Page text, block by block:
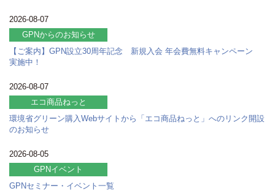
2026-08-07
GPNからのお知らせ
【ご案内】GPN設立30周年記念 新規入会 年会費無料キャンペーン
実施中！
2026-08-07
エコ商品ねっと
環境省グリーン購入Webサイトから「エコ商品ねっと」へのリンク開設
のお知らせ
2026-08-05
GPNイベント
GPNセミナー・イベント一覧